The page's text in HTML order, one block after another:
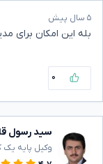
۵ سال پیش
بله این امکان برای
۰
سید رسول
وکیل پایه یک